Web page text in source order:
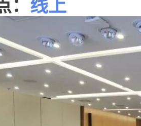
线上